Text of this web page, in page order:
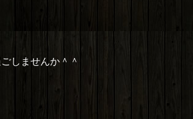
しませんか＾＾